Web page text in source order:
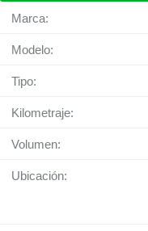
Marca:
Modelo:
Tipo:
Kilometraje:
Volumen:
Ubicación: